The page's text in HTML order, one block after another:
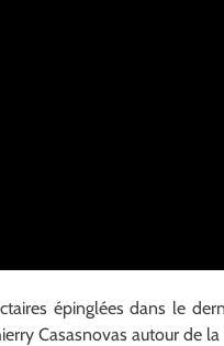
épinglées dans le
Casasnovas autour de